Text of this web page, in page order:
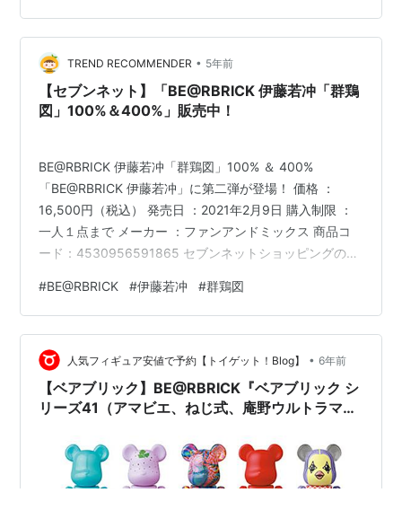
BE@RBRICK 鳥獣人物戯画 100% & 400%の大好評を得て
第弍集は後半パートからモチーフをピックアップ。 動物
と人間が織りなす柄とマットコ…
TREND RECOMMENDER • 5年前
【セブンネット】「BE@RBRICK 伊藤若冲「群鶏
図」100%＆400%」販売中！
BE@RBRICK 伊藤若冲「群鶏図」100% ＆ 400%
「BE@RBRICK 伊藤若冲」に第二弾が登場！ 価格 ：
16,500円（税込） 発売日 ：2021年2月9日 購入制限 ：
一人１点まで メーカー ：ファンアンドミックス 商品コ
ード：4530956591865 セブンネットショッピングの送
舗受取を利用することで送料無料となりますので、ぜひ
ご活用ください。
#BE@RBRICK #伊藤若冲 #群鶏図
人気フィギュア安値で予約【トイゲット！Blog】 • 6年前
【ベアブリック】BE@RBRICK『ベアブリック シ
リーズ41（アマビエ、ねじ式、庵野ウルトラマン
2020年12月発売予定♪